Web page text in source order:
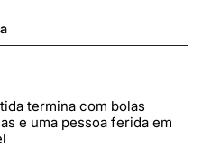
termina com bolas
e uma pessoa ferida em